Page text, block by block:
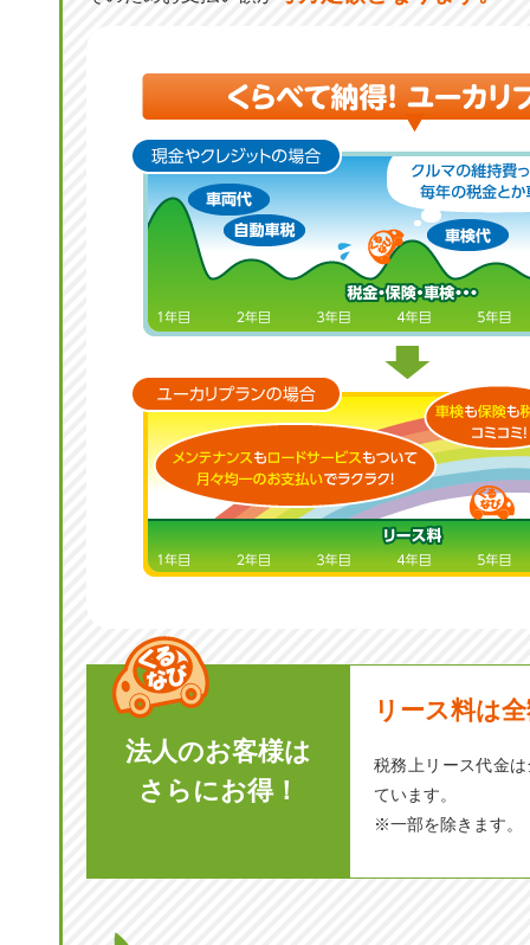
法人のお客様は
さらにお得！
リース料は
税務上リース代金
ています。
※一部を除きます。